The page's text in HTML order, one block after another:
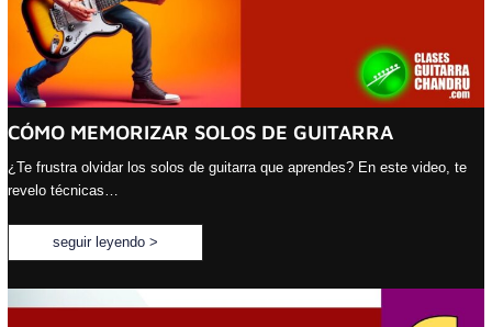
CÓMO MEMORIZAR SOLOS DE GUITARRA
¿Te frustra olvidar los solos de guitarra que aprendes? En este video, te
revelo técnicas…
seguir leyendo >